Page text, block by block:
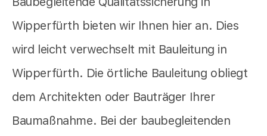
Wipperfürth bieten wir Ihnen hier an. Dies
wird leicht verwechselt mit Bauleitung in
Wipperfürth. Die örtliche Bauleitung obliegt
dem Architekten oder Bauträger Ihrer
Baumaßnahme. Bei der baubegleitenden